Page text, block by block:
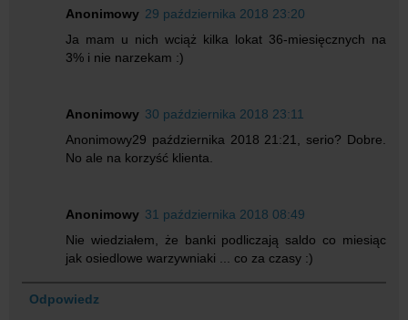
Anonimowy 29 października 2018 23:20
Ja mam u nich wciąż kilka lokat 36-miesięcznych na
3% i nie narzekam :)
Anonimowy 30 października 2018 23:11
Anonimowy29 października 2018 21:21, serio? Dobre.
No ale na korzyść klienta.
Anonimowy 31 października 2018 08:49
Nie wiedziałem, że banki podliczają saldo co miesiąc
jak osiedlowe warzywniaki ... co za czasy :)
Odpowiedz